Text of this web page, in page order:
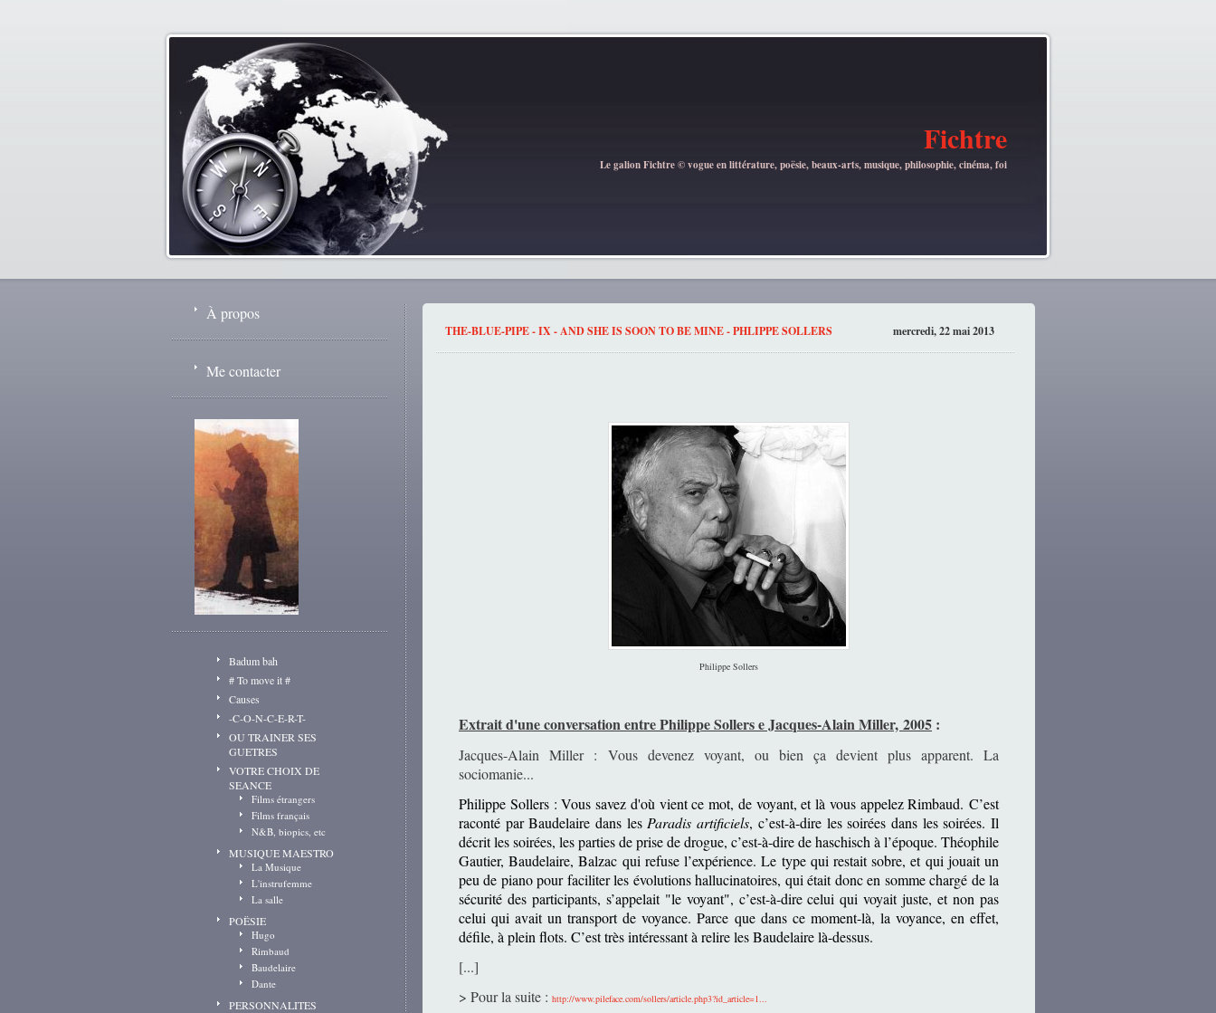
Fichtre
Le galion Fichtre © vogue en littérature, poësie, beaux-arts, musique, philosophie, cinéma, foi
À propos
Me contacter
Badum bah
# To move it #
Causes
-C-O-N-C-E-R-T-
OU TRAINER SES
GUETRES
VOTRE CHOIX DE
SEANCE
Films étrangers
Films français
N&B, biopics, etc
MUSIQUE MAESTRO
La Musique
L'instrufemme
La salle
POËSIE
Hugo
Rimbaud
Baudelaire
Dante
PERSONNALITES
mercredi, 22 mai 2013
THE-BLUE-PIPE - IX - AND SHE IS SOON TO BE MINE - PHLIPPE SOLLERS
Philippe Sollers
Extrait d'une conversation entre Philippe Sollers e Jacques-Alain Miller, 2005 :
Jacques-Alain Miller : Vous devenez voyant, ou bien ça devient plus apparent. La
sociomanie...
Philippe Sollers : Vous savez d'où vient ce mot, de voyant, et là vous appelez Rimbaud. C’est
raconté par Baudelaire dans lesParadis artificiels, c’est-à-dire les soirées dans les soirées. Il
décrit les soirées, les parties de prise de drogue, c’est-à-dire de haschisch à l’époque. Théophile
Gautier, Baudelaire, Balzac qui refuse l’expérience. Le type qui restait sobre, et qui jouait un
peu de piano pour faciliter les évolutions hallucinatoires, qui était donc en somme chargé de la
sécurité des participants, s’appelait "le voyant", c’est-à-dire celui qui voyait juste, et non pas
celui qui avait un transport de voyance. Parce que dans ce moment-là, la voyance, en effet,
défile, à plein flots. C’est très intéressant à relire les Baudelaire là-dessus.
[...]
> Pour la suite : http://www.pileface.com/sollers/article.php3?id_article=1...